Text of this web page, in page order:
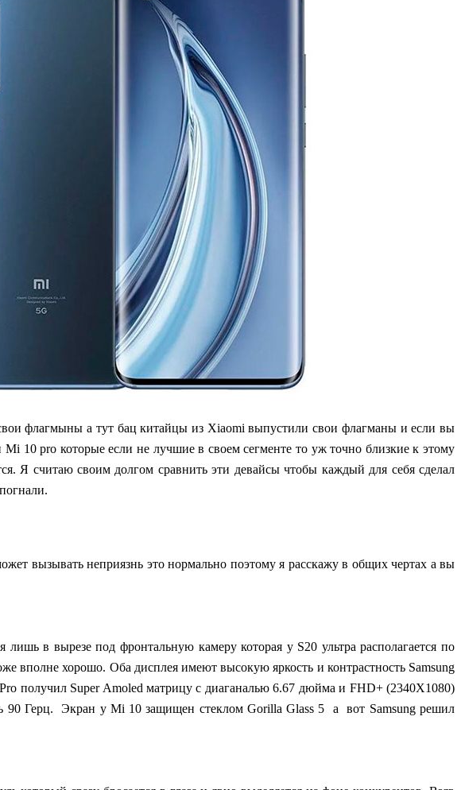
флагмыны а тут бац китайцы из Xiaomi выпустили свои флагманы и если вы
Mi 10 pro которые если не лучшие в своем сегменте то уж точно близкие к этому
Я считаю своим долгом сравнить эти девайсы чтобы каждый для себя сделал
вызывать неприязнь это нормально поэтому я расскажу в общих чертах а вы
в вырезе под фронтальную камеру которая у S20 ультра располагается по
вполне хорошо. Оба дисплея имеют высокую яркость и контрастность Samsung
получил Super Amoled матрицу с диаганалью 6.67 дюйма и FHD+ (2340X1080)
90 Герц. Экран у Mi 10 защищен стеклом Gorilla Glass 5 а вот Samsungрешил